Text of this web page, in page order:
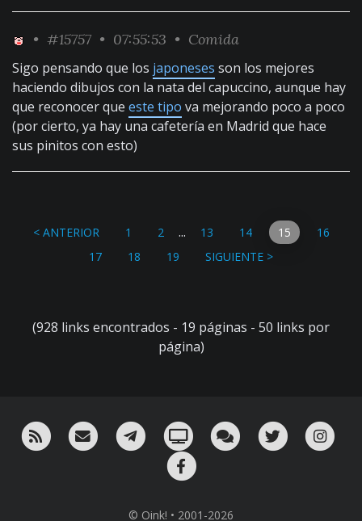
• #15757 • 07:55:53 • Comida
Sigo pensando que los japoneses son los mejores
haciendo dibujos con la nata del capuccino, aunque hay
que reconocer que este tipo va mejorando poco a poco
(por cierto, ya hay una cafetería en Madrid que hace
sus pinitos con esto)
< ANTERIOR 1 2 ... 13 14 15
16
17
18 19 SIGUIENTE >
(928 links encontrados - 19 páginas - 50 links por
página)
RSS ¡Mándame un email!¡Nuestro canal en Telegram!
Oink! TV Charla con nosotros
Twitter
© Oink! • 2001-2026